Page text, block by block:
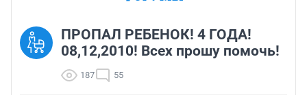
ПРОПАЛ РЕБЕНОК! 4 ГОДА!
08,12,2010! Всех прошу помочь!
187 55